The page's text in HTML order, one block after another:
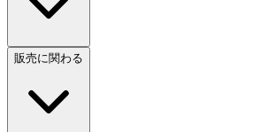
販売に関わる